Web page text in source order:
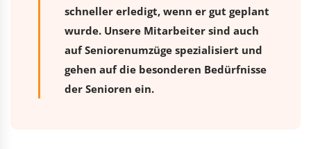
schneller erledigt, wenn er gut geplant
wurde. Unsere Mitarbeiter sind auch
auf Seniorenumzüge spezialisiert und
gehen auf die besonderen Bedürfnisse
der Senioren ein.